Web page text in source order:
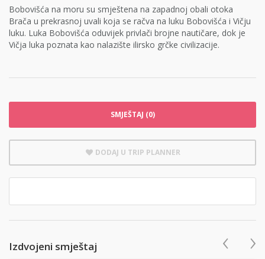
Bobovišća na moru su smještena na zapadnoj obali otoka
Brača u prekrasnoj uvali koja se račva na luku Bobovišća i Vičju
luku. Luka Bobovišća oduvijek privlači brojne nautičare, dok je
Vičja luka poznata kao nalazište ilirsko grčke civilizacije.
SMJEŠTAJ (0)
DODAJ U TRIP PLANNER
Izdvojeni smještaj ‹ ›